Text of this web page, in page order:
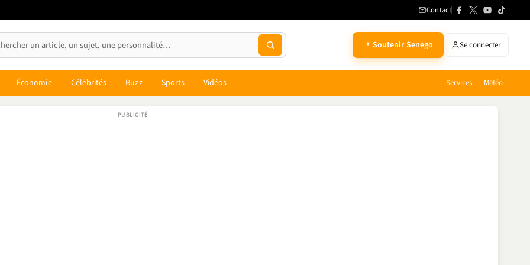
Contact
Soutenir Senego Se connecter
Économie Célébrités Buzz Sports Vidéos Services Météo